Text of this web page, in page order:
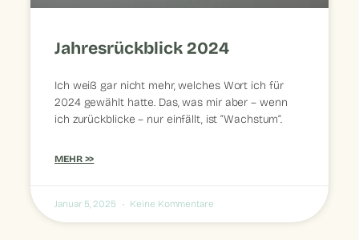
Jahresrückblick 2024
Ich weiß gar nicht mehr, welches Wort ich für
2024 gewählt hatte. Das, was mir aber – wenn
ich zurückblicke – nur einfällt, ist “Wachstum”.
MEHR >>
Januar 5, 2025 Keine Kommentare